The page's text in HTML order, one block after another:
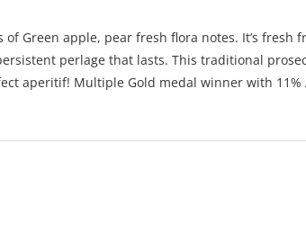
of Green apple, pear fresh flora notes. It’s fresh
perlage that lasts. This traditional
aperitif! Multiple Gold medal winner with 11%